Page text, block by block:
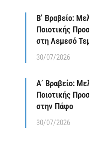
Β’ Βραβείο:
Ποιοτικής
στη Λεμεσό
30/07/2026
Α’ Βραβείο:
Ποιοτικής
στην Πάφο
30/07/2026